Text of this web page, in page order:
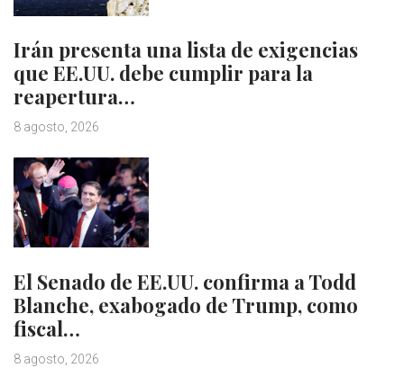
Irán presenta una lista de exigencias
que EE.UU. debe cumplir para la
reapertura…
8 agosto, 2026
El Senado de EE.UU. confirma a Todd
Blanche, exabogado de Trump, como
fiscal…
8 agosto, 2026